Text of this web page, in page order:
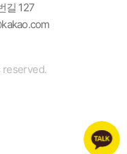
길 127